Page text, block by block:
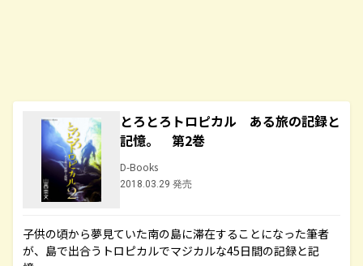
とろとろトロピカル ある旅の記録と
記憶。 第2巻
D-Books
2018.03.29 発売
子供の頃から夢見ていた南の島に滞在することになった筆者
が、島で出合うトロピカルでマジカルな45日間の記録と記